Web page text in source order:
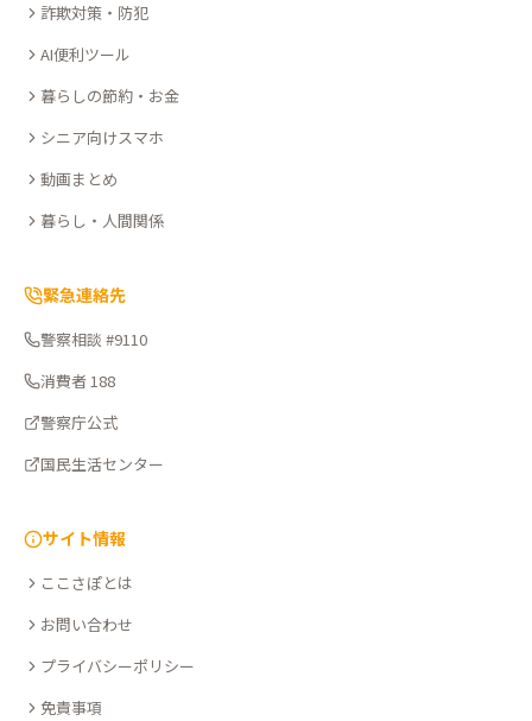
こ
こ
ぽ
詐欺対策・防犯
AI便利ツール
暮らしの節約・お金
シニア向けスマホ
動画まとめ
暮らし・人間関係
緊急連絡先
警察相談 #9110
消費者 188
警察庁公式
国民生活センター
サイト情報
ここさぽとは
お問い合わせ
プライバシーポリシー
免責事項